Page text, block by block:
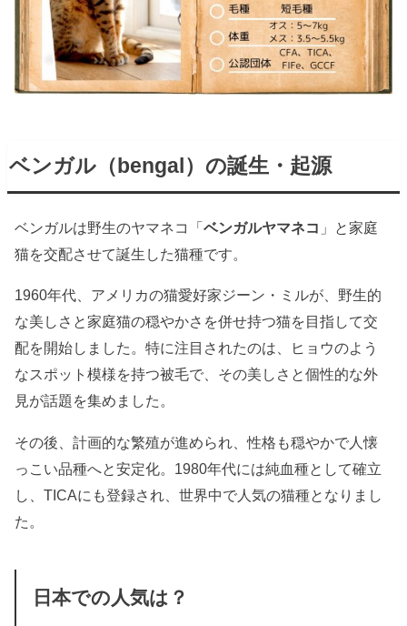
ベンガル（bengal）の誕生・起源
ベンガルは野生のヤマネコ「ベンガルヤマネコ 」と家庭
猫を交配させて誕生した猫種です。
1960年代、アメリカの猫愛好家ジーン・ミルが、野生的
な美しさと家庭猫の穏やかさを併せ持つ猫を目指して交
配を開始しました。特に注目されたのは、ヒョウのよう
なスポット模様を持つ被毛で、その美しさと個性的な外
見が話題を集めました。
その後、計画的な繁殖が進められ、性格も穏やかで人懐
っこい品種へと安定化。1980年代には純血種として確立
し、TICAにも登録され、世界中で人気の猫種となりまし
た。
日本での人気は？